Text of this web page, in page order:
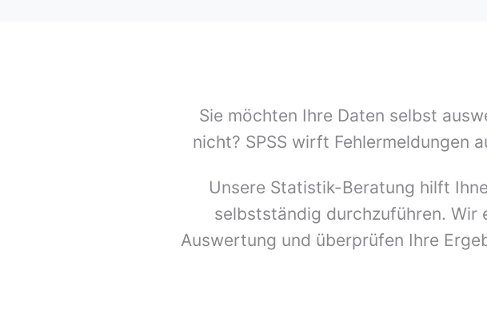
Sie möchten Ihre Daten selbst
nicht? SPSS wirft Fehlermeldungen
Unsere Statistik-Beratung hilft
selbstständig durchzuführen.
Auswertung und überprüfen Ihre